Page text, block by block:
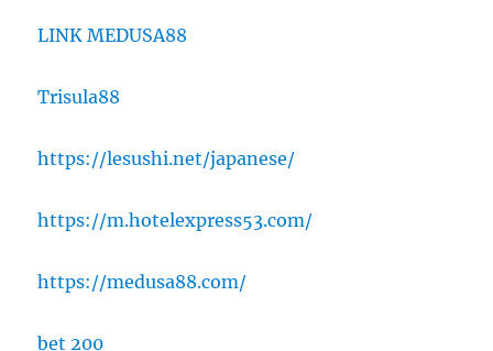
LINK MEDUSA88
Trisula88
https://lesushi.net/japanese/
https://m.hotelexpress53.com/
https://medusa88.com/
bet 200